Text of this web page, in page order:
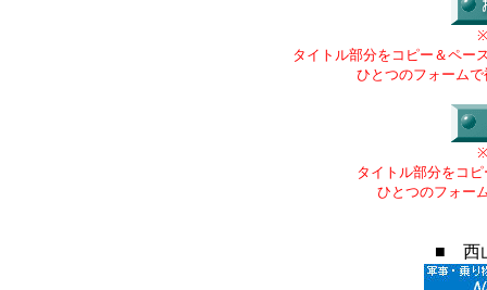
タイトル部分をコピー＆ペー
ひとつのフォーム
タイトル部分をコ
ひとつのフォー
■ 西